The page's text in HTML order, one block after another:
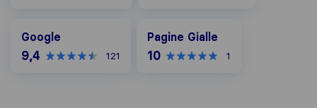
Google
9,4 121
Pagine Gialle
10 1